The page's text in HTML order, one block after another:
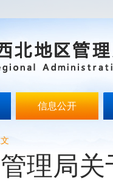
信息公开
理局